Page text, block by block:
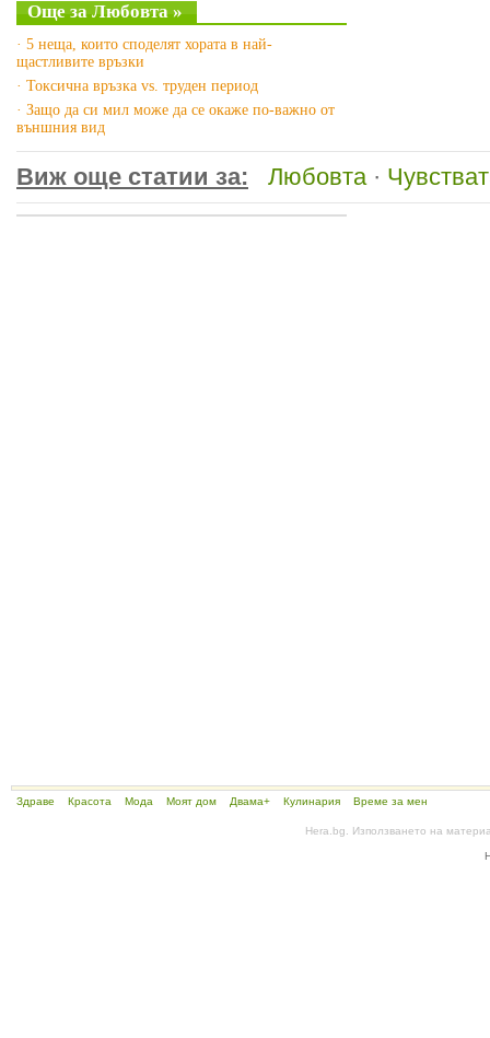
Още за Любовта »
· 5 неща, които споделят хората в най-
щастливите връзки
· Токсична връзка vs. труден период
· Защо да си мил може да се окаже по-важно от
външния вид
Виж още статии за: Любовта·
Здраве Красота Мода Моят дом Двама+ Кулинария Време за мен
Hera.bg. Използването на